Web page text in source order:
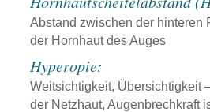
Abstand zwischen der hinteren
der Hornhaut des Auges
Hyperopie:
Weitsichtigkeit, Übersichtigkeit
der Netzhaut, Augenbrechkraft